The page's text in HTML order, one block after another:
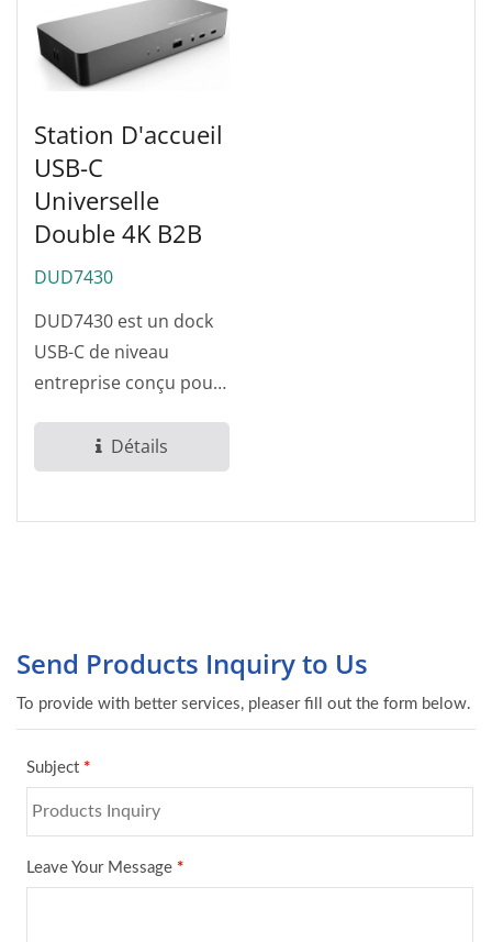
Station D'accueil
USB-C
Universelle
Double 4K B2B
DUD7430
DUD7430 est un dock
USB-C de niveau
entreprise conçu pour
gérés par
l'informatique....
Détails